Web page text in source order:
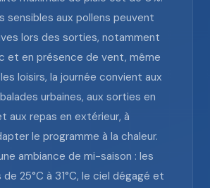
sensibles aux pollens peuvent
lors des sorties, notamment
et en présence de vent, même
loisirs, la journée convient aux
urbaines, aux sorties en
aux repas en extérieur, à
le programme à la chaleur.
ambiance de mi-saison : les
25°C à 31°C, le ciel dégagé et